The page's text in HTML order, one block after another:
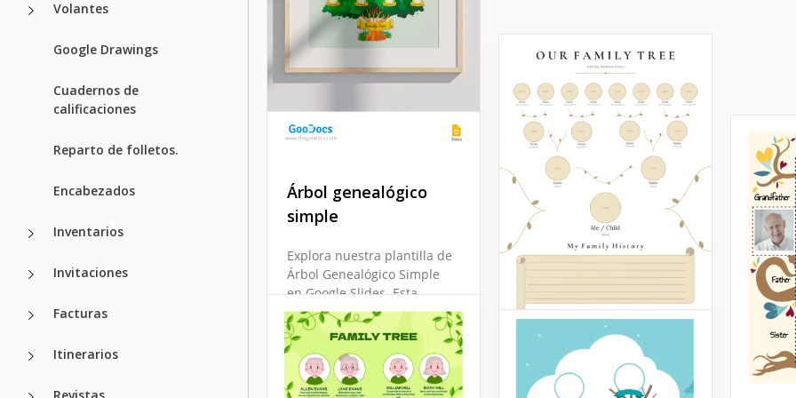
Volantes
Google Drawings
Cuadernos de
calificaciones
Reparto de folletos.
Encabezados
Inventarios
Invitaciones
Facturas
Itinerarios
Revistas
Árbol genealógico
simple
Explora nuestra plantilla de
Árbol Genealógico Simple
en Google Slides. Esta
forma está diseñada en un
encantador estilo pintado y
ofrece una manera
encantadora de mostrar tu
árbol genealógico.